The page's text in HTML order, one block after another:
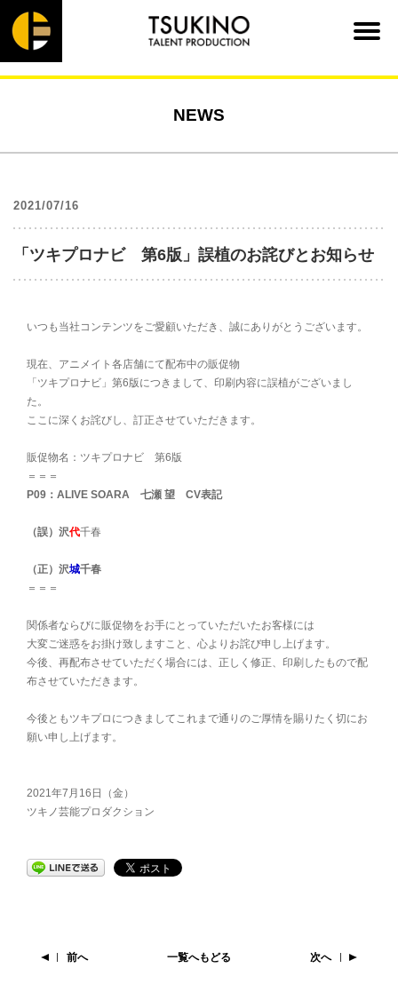
NEWS
2021/07/16
「ツキプロナビ 第6版」誤植のお詫びとお知らせ
いつも当社コンテンツをご愛顧いただき、誠にありがとうございます。
現在、アニメイト各店舗にて配布中の販促物
「ツキプロナビ」第6版につきまして、印刷内容に誤植がございまし
た。
ここに深くお詫びし、訂正させていただきます。
販促物名：ツキプロナビ 第6版
＝＝＝
P09：ALIVE SOARA 七瀬 望 CV表記
（誤）沢代千春
（正）沢城千春
＝＝＝
関係者ならびに販促物をお手にとっていただいたお客様には
大変ご迷惑をお掛け致しますこと、心よりお詫び申し上げます。
今後、再配布させていただく場合には、正しく修正、印刷したもので配
布させていただきます。
今後ともツキプロにつきましてこれまで通りのご厚情を賜りたく切にお
願い申し上げます。
2021年7月16日（金）
ツキノ芸能プロダクション
前へ 一覧へもどる 次へ